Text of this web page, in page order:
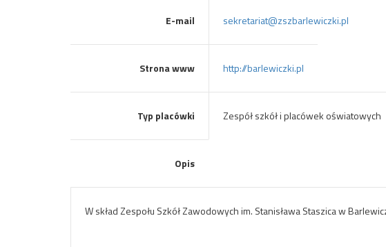
E-mail sekretariat@zszbarlewiczki.pl
Strona www http://barlewiczki.pl
Typ placówki Zespół szkół i placówek oświatowych
Opis
W skład Zespołu Szkół Zawodowych im. Stanisława Staszica w